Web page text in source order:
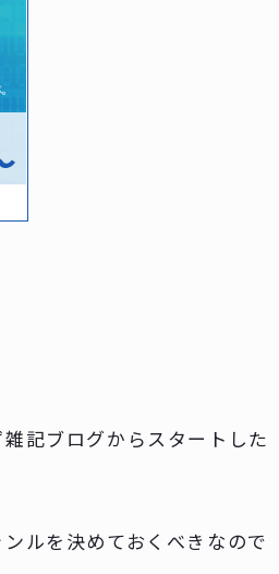
記ブログからスタートした
ルを決めておくべきなので